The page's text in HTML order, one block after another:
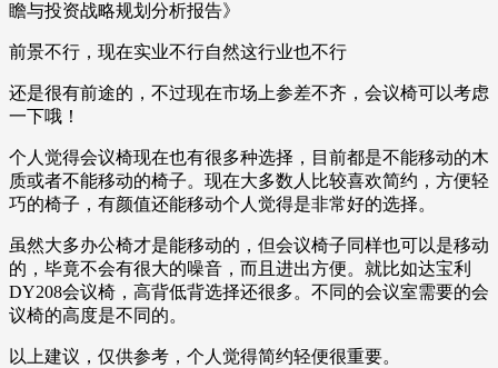
瞻与投资战略规划分析报告》
前景不行，现在实业不行自然这行业也不行
还是很有前途的，不过现在市场上参差不齐，会议椅可以考虑
一下哦！
个人觉得会议椅现在也有很多种选择，目前都是不能移动的木
质或者不能移动的椅子。现在大多数人比较喜欢简约，方便轻
巧的椅子，有颜值还能移动个人觉得是非常好的选择。
虽然大多办公椅才是能移动的，但会议椅子同样也可以是移动
的，毕竟不会有很大的噪音，而且进出方便。就比如达宝利
DY208会议椅，高背低背选择还很多。不同的会议室需要的会
议椅的高度是不同的。
以上建议，仅供参考，个人觉得简约轻便很重要。